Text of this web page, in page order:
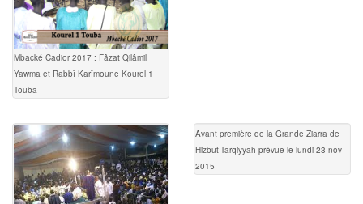
Mbacké Cadior 2017 : Fâzat Qilâmil
Yawma et Rabbî Karîmoune Kourel 1
Touba
Avant première de la Grande Ziarra de
Hizbut-Tarqiyyah prévue le lundi 23 nov
2015